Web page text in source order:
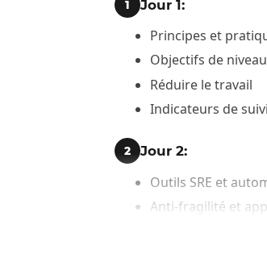
1 Jour 1:
Principes et
Objectifs de
Réduire le travail
Indicateurs de
2 Jour 2:
Outils SRE et
Anti-fragilité et